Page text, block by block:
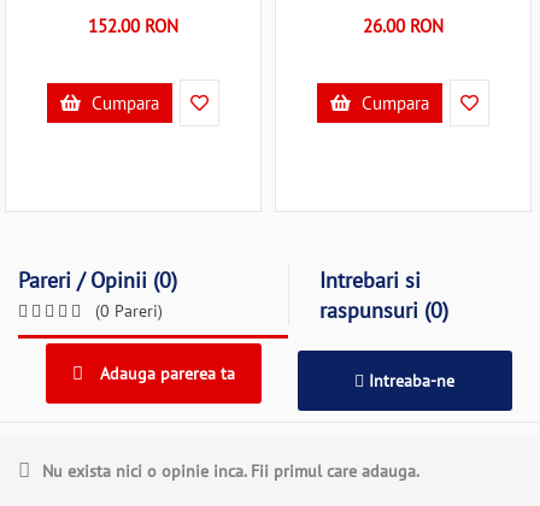
152.00 RON
Cumpara
26.00 RON
Cumpara
Pareri / Opinii (0)
(0 Pareri)
Intrebari si
raspunsuri (0)
Adauga parerea ta Intreaba-ne
Nu exista nici o opinie inca. Fii primul care adauga.